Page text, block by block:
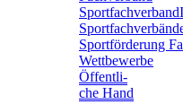
Sport­för­de­rung
Wett­be­werbe
Öffent­li­
che Hand